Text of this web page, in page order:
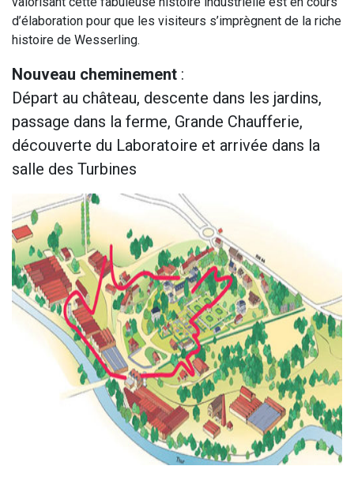
d’élaboration pour que les visiteurs s’imprègnent de la riche
histoire de Wesserling.
Nouveau cheminement :
Départ au château, descente dans les jardins,
passage dans la ferme, Grande Chaufferie,
découverte du Laboratoire et arrivée dans la
salle des Turbines